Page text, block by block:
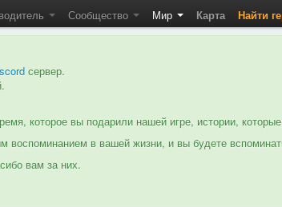
Сообщество Мир Карта Найти
сервер.
которое вы подарили нашей игре, истории,
воспоминанием в вашей жизни, и вы будете
вам за них.